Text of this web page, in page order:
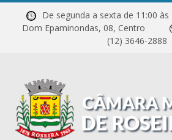
De segunda a sexta de
Dom Epaminondas, 08, Centro
(12) 3646-2888